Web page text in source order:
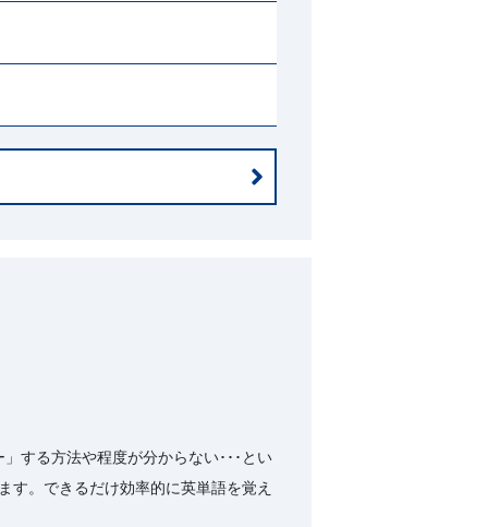
する方法や程度が分からない･･･とい
す。できるだけ効率的に英単語を覚え